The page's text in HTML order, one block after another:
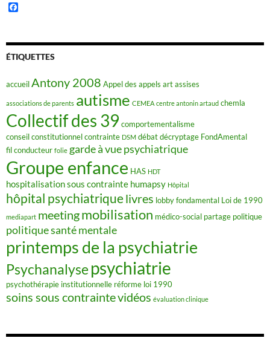
b
o
ÉTIQUETTES
accueilAntony 2008 Appel des appels artassises
associations de parents autisme CEMEA centre antonin artaud chemla
Collectif des 39 comportementalisme
conseil constitutionnelcontrainte DSM débatdécryptage FondAmental
fil conducteur folie garde à vue psychiatrique
Groupe enfance HAS HDT
hospitalisation sous contrainte humapsy Hôpital
hôpital psychiatriquelivres lobby fondamental Loi de 1990
mediapart meetingmobilisation médico-social partage politique
politique santé mentale
printemps de la psychiatrie
Psychanalyse psychiatrie
psychothérapie institutionnelle réforme loi 1990
soins sous contraintevidéos évaluation clinique